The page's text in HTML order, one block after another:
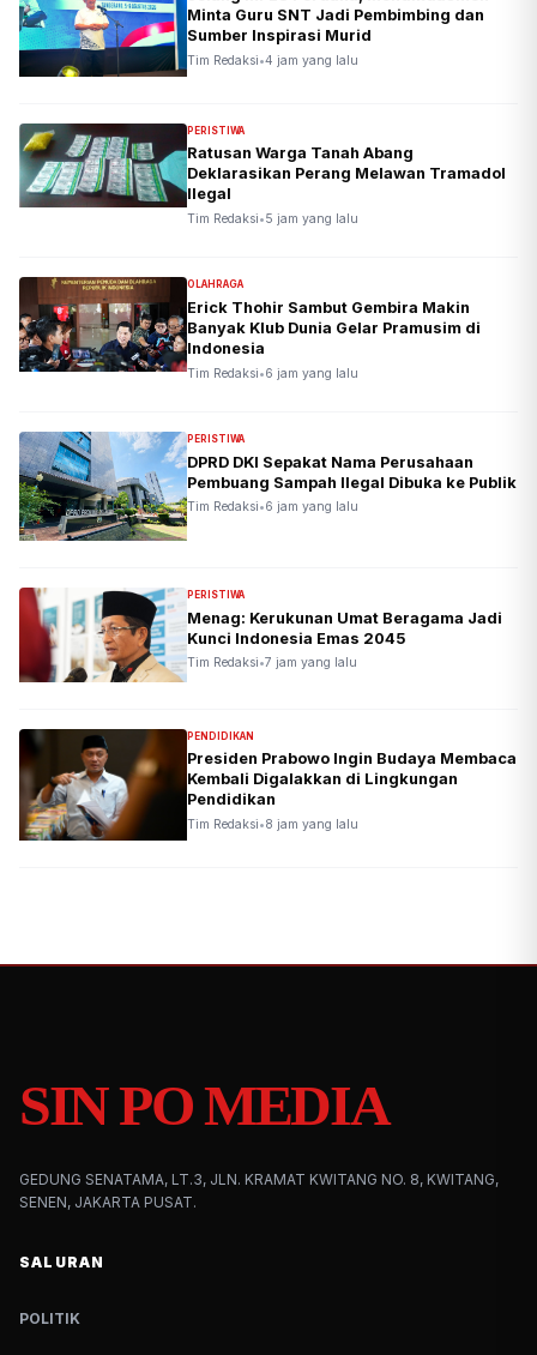
Minta Guru SNT Jadi Pembimbing dan
Sumber Inspirasi Murid
Tim Redaksi•4 jam yang lalu
PERISTIWA
Ratusan Warga Tanah Abang
Deklarasikan Perang Melawan Tramadol
Ilegal
Tim Redaksi•5 jam yang lalu
OLAHRAGA
Erick Thohir Sambut Gembira Makin
Banyak Klub Dunia Gelar Pramusim di
Indonesia
Tim Redaksi•6 jam yang lalu
PERISTIWA
DPRD DKI Sepakat Nama Perusahaan
Pembuang Sampah Ilegal Dibuka ke Publik
Tim Redaksi•6 jam yang lalu
PERISTIWA
Menag: Kerukunan Umat Beragama Jadi
Kunci Indonesia Emas 2045
Tim Redaksi•7 jam yang lalu
PENDIDIKAN
Presiden Prabowo Ingin Budaya Membaca
Kembali Digalakkan di Lingkungan
Pendidikan
Tim Redaksi•8 jam yang lalu
SIN PO MEDIA
GEDUNG SENATAMA, LT.3, JLN. KRAMAT KWITANG NO. 8, KWITANG,
SENEN, JAKARTA PUSAT.
SALURAN
POLITIK